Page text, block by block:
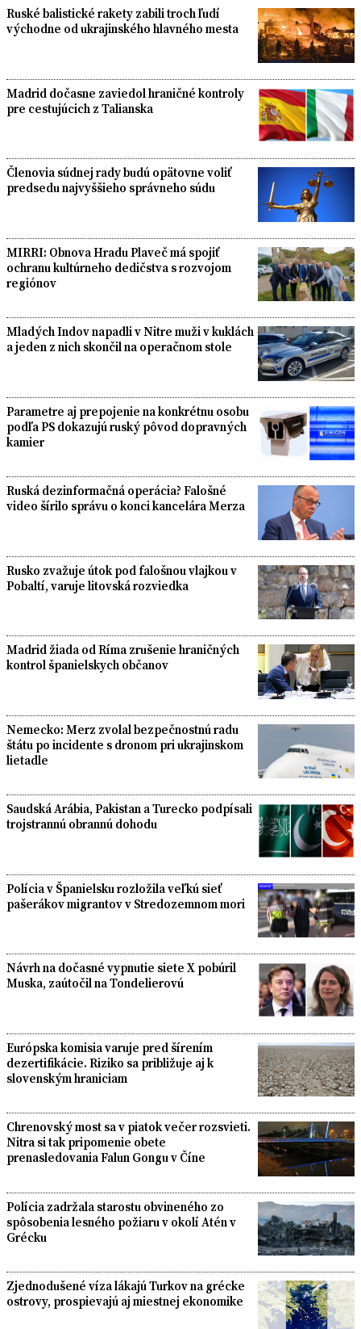
Ruské balistické rakety zabili troch ľudí
východne od ukrajinského hlavného mesta
Madrid dočasne zaviedol hraničné kontroly
pre cestujúcich z Talianska
Členovia súdnej rady budú opätovne voliť
predsedu najvyššieho správneho súdu
MIRRI: Obnova Hradu Plaveč má spojiť
ochranu kultúrneho dedičstva s rozvojom
regiónov
Mladých Indov napadli v Nitre muži v kuklách
a jeden z nich skončil na operačnom stole
Parametre aj prepojenie na konkrétnu osobu
podľa PS dokazujú ruský pôvod dopravných
kamier
Ruská dezinformačná operácia? Falošné
video šírilo správu o konci kancelára Merza
Rusko zvažuje útok pod falošnou vlajkou v
Pobaltí, varuje litovská rozviedka
Madrid žiada od Ríma zrušenie hraničných
kontrol španielskych občanov
Nemecko: Merz zvolal bezpečnostnú radu
štátu po incidente s dronom pri ukrajinskom
lietadle
Saudská Arábia, Pakistan a Turecko podpísali
trojstrannú obrannú dohodu
Polícia v Španielsku rozložila veľkú sieť
pašerákov migrantov v Stredozemnom mori
Návrh na dočasné vypnutie siete X pobúril
Muska, zaútočil na Tondelierovú
Európska komisia varuje pred šírením
dezertifikácie. Riziko sa približuje aj k
slovenským hraniciam
Chrenovský most sa v piatok večer rozsvieti.
Nitra si tak pripomenie obete
prenasledovania Falun Gongu v Číne
Polícia zadržala starostu obvineného zo
spôsobenia lesného požiaru v okolí Atén v
Grécku
Zjednodušené víza lákajú Turkov na grécke
ostrovy, prospievajú aj miestnej ekonomike